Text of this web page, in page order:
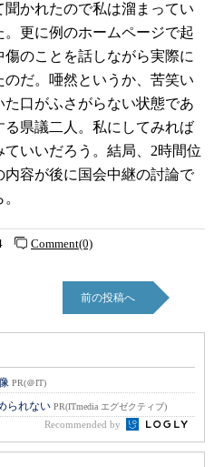
かれたので私は溜まってい
更に例のホームページで起
のことを話しながら実際に
だ。唖然というか、苦笑い
口がふさがらない状態であ
県議二人。私にしてみれば
いいだろう。結局、2時間位
容が後に国会中継の討論で
Comment(0)
前の投稿へ
PR(＠IT)
られない PR(ITmedia エグゼクティブ)
Recommended by